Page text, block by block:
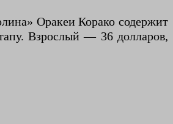
Оракеи Корако содержит
Взрослый — 36 долларов,